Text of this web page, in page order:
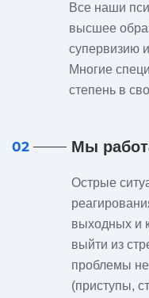
Все наши
высшее
супервизию
Многие
степень в
02 Мы
Острые
выходных и
выйти из
проблемы не
(приступы,